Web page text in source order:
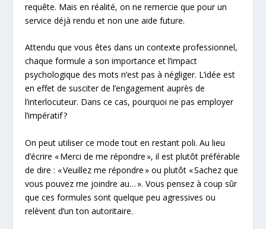
requête. Mais en réalité, on ne remercie que pour un
service déjà rendu et non une aide future.
Attendu que vous êtes dans un contexte professionnel,
chaque formule a son importance et l’impact
psychologique des mots n’est pas à négliger. L’idée est
en effet de susciter de l’engagement auprès de
l’interlocuteur. Dans ce cas, pourquoi ne pas employer
l’impératif ?
On peut utiliser ce mode tout en restant poli. Au lieu
d’écrire « Merci de me répondre », il est plutôt préférable
de dire : « Veuillez me répondre » ou plutôt « Sachez que
vous pouvez me joindre au… ». Vous pensez à coup sûr
que ces formules sont quelque peu agressives ou
relèvent d’un ton autoritaire.